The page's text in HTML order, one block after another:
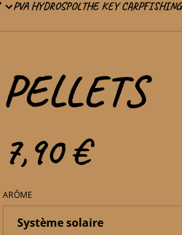
PVA HYDROSPOLTHE KEY CARPFISHING
PELLETS
7,90 €
ARÔME